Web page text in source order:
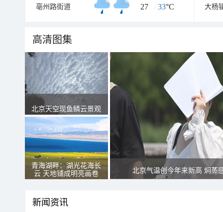
亳州路街道 27 / 33°C 大杨
高清图集
北京天空现鱼鳞云景观
青海湖畔：湖光花海长
云 天地铺成明亮画卷
北京气温创今年来新高 焖蒸
新闻资讯